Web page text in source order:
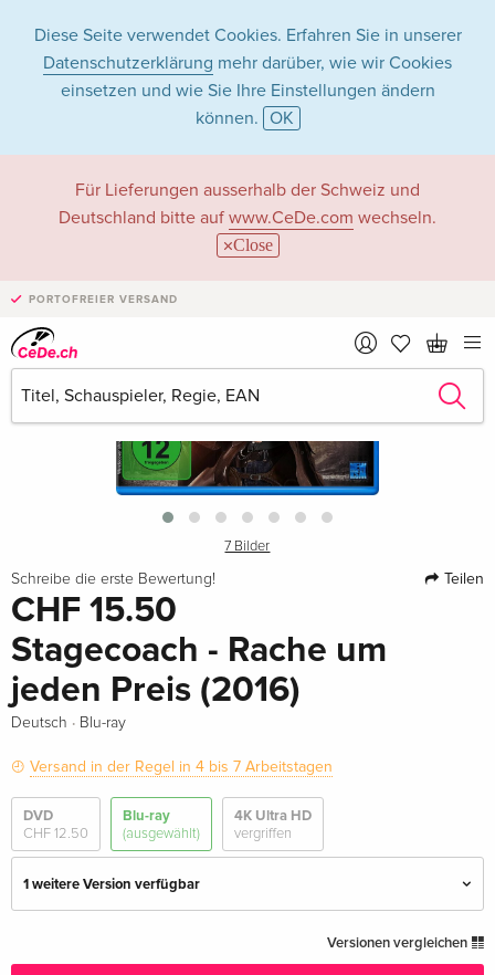
Diese Seite verwendet Cookies. Erfahren Sie in unserer
Datenschutzerklärung mehr darüber, wie wir Cookies
einsetzen und wie Sie Ihre Einstellungen ändern
können. OK
Für Lieferungen ausserhalb der Schweiz und
Deutschland bitte auf www.CeDe.com wechseln.
Close
PORTOFREIER VERSAND
›
7 Bilder
Schreibe die erste Bewertung! Teilen
CHF 15.50
Stagecoach - Rache um
jeden Preis (2016)
Deutsch · Blu-ray
Versand in der Regel in 4 bis 7 Arbeitstagen
DVD
CHF 12.50
Blu-ray
(ausgewählt)
4K Ultra HD
vergriffen
1 weitere Version verfügbar
Deutsch
CHF 15.50
Versionen vergleichen